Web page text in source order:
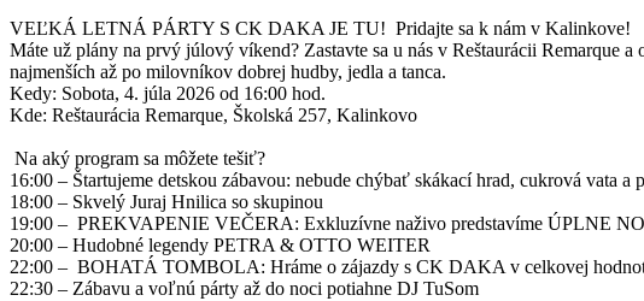
VEĽKÁ LETNÁ PÁRTY S CK DAKA JE TU! Pridajte sa k nám v Kalinkove!
Máte už plány na prvý júlový víkend? Zastavte sa u nás v Reštaurácii Remarque
najmenších až po milovníkov dobrej hudby, jedla a tanca.
Kedy: Sobota, 4. júla 2026 od 16:00 hod.
Kde: Reštaurácia Remarque, Školská 257, Kalinkovo
Na aký program sa môžete tešiť?
16:00 – Štartujeme detskou zábavou: nebude chýbať skákací hrad, cukrová vata a
18:00 – Skvelý Juraj Hnilica so skupinou
19:00 – PREKVAPENIE VEČERA: Exkluzívne naživo predstavíme ÚPLNE
20:00 – Hudobné legendy PETRA & OTTO WEITER
22:00 – BOHATÁ TOMBOLA: Hráme o zájazdy s CK DAKA v celkovej
22:30 – Zábavu a voľnú párty až do noci potiahne DJ TuSom